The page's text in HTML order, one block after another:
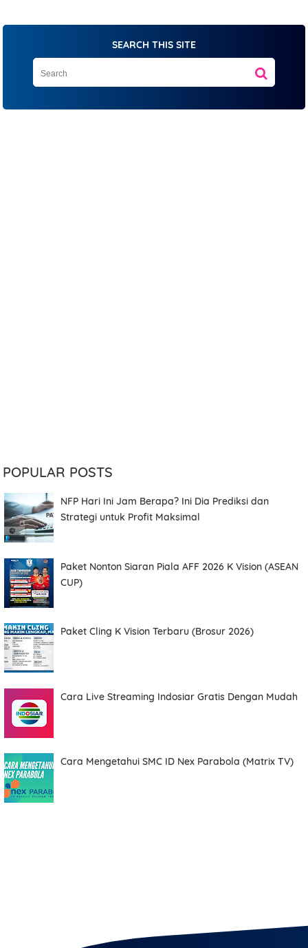
SEARCH THIS SITE
POPULAR POSTS
NFP Hari Ini Jam Berapa? Ini Dia Prediksi dan
Strategi untuk Profit Maksimal
Paket Nonton Siaran Piala AFF 2026 K Vision (ASEAN
CUP)
Paket Cling K Vision Terbaru (Brosur 2026)
Cara Live Streaming Indosiar Gratis Dengan Mudah
Cara Mengetahui SMC ID Nex Parabola (Matrix TV)